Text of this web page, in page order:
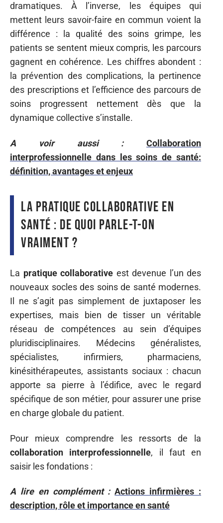
dramatiques. À l’inverse, les équipes qui
mettent leurs savoir-faire en commun voient la
différence : la qualité des soins grimpe, les
patients se sentent mieux compris, les parcours
gagnent en cohérence. Les chiffres abondent :
la prévention des complications, la pertinence
des prescriptions et l’efficience des parcours de
soins progressent nettement dès que la
dynamique collective s’installe.
A voir aussi :
Collaboration
interprofessionnelle dans les soins de santé:
définition, avantages et enjeux
La pratique collaborative en
santé : de quoi parle-t-on
vraiment ?
La pratique collaborative est devenue l’un des
nouveaux socles des soins de santé modernes.
Il ne s’agit pas simplement de juxtaposer les
expertises, mais bien de tisser un véritable
réseau de compétences au sein d’équipes
pluridisciplinaires. Médecins généralistes,
spécialistes, infirmiers, pharmaciens,
kinésithérapeutes, assistants sociaux : chacun
apporte sa pierre à l’édifice, avec le regard
spécifique de son métier, pour assurer une prise
en charge globale du patient.
Pour mieux comprendre les ressorts de la
collaboration interprofessionnelle, il faut en
saisir les fondations :
A lire en complément : Actions infirmières :
description, rôle et importance en santé